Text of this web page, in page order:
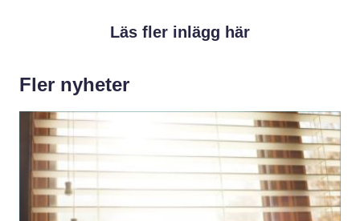
Läs fler inlägg här
Fler nyheter